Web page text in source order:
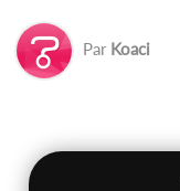
Par Koaci